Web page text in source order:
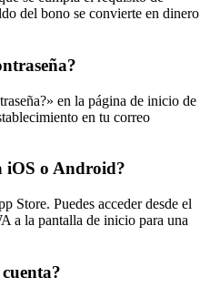
del bono se convierte en dinero
en la página de inicio de
en tu correo
iOS o Android?
Store. Puedes acceder desde el
a la pantalla de inicio para una